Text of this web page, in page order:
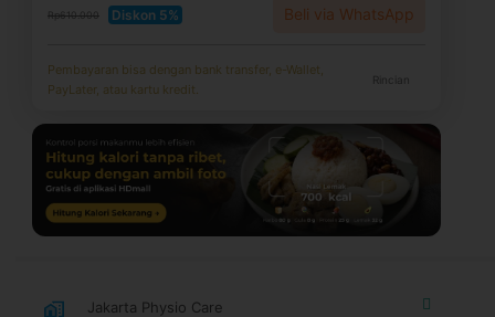
Rp610.000 Diskon 5% Beli via WhatsApp
Pembayaran bisa dengan bank transfer, e-Wallet,
PayLater, atau kartu kredit.
Rincian
Jakarta Physio Care